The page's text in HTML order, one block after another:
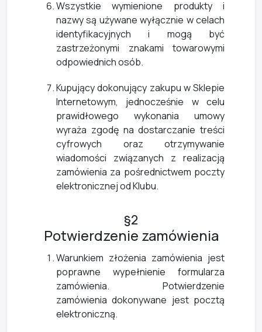
Wszystkie wymienione produkty i
nazwy są używane wyłącznie w celach
identyfikacyjnych i mogą być
zastrzeżonymi znakami towarowymi
odpowiednich osób.
Kupujący dokonujący zakupu w Sklepie
Internetowym, jednocześnie w celu
prawidłowego wykonania umowy
wyraża zgodę na dostarczanie treści
cyfrowych oraz otrzymywanie
wiadomości związanych z realizacją
zamówienia za pośrednictwem poczty
elektronicznej od Klubu.
§2
Potwierdzenie zamówienia
Warunkiem złożenia zamówienia jest
poprawne wypełnienie formularza
zamówienia. Potwierdzenie
zamówienia dokonywane jest pocztą
elektroniczną.